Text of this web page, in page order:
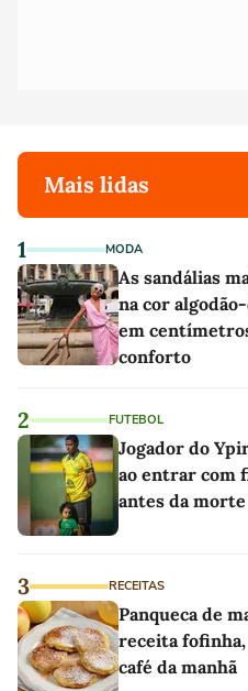
Mais lidas
1 MODA
As sandálias
na cor
em
conforto
2 FUTEBOL
Jogador do
ao entrar com
antes da
3 RECEITAS
Panqueca de
receita
café da manhã